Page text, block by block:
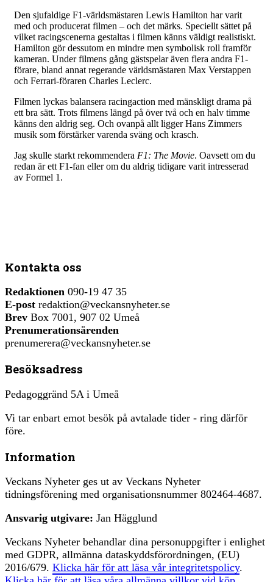
Den sjufaldige F1-världsmästaren Lewis Hamilton har varit
med och producerat filmen – och det märks. Speciellt sättet på
vilket racingscenerna gestaltas i filmen känns väldigt realistiskt.
Hamilton gör dessutom en mindre men symbolisk roll framför
kameran. Under filmens gång gästspelar även flera andra F1-
förare, bland annat regerande världsmästaren Max Verstappen
och Ferrari-föraren Charles Leclerc.
Filmen lyckas balansera racingaction med mänskligt drama på
ett bra sätt. Trots filmens längd på över två och en halv timme
känns den aldrig seg. Och ovanpå allt ligger Hans Zimmers
musik som förstärker varenda sväng och krasch.
Jag skulle starkt rekommendera F1: The Movie. Oavsett om du
redan är ett F1-fan eller om du aldrig tidigare varit intresserad
av Formel 1.
Kontakta oss
Redaktionen 090-19 47 35
E-post redaktion@veckansnyheter.se
Brev Box 7001, 907 02 Umeå
Prenumerationsärenden
prenumerera@veckansnyheter.se
Besöksadress
Pedagoggränd 5A i Umeå
Vi tar enbart emot besök på avtalade tider - ring därför
före.
Information
Veckans Nyheter ges ut av Veckans Nyheter
tidningsförening med organisationsnummer 802464-4687.
Ansvarig utgivare: Jan Hägglund
Veckans Nyheter behandlar dina personuppgifter i enlighet
med GDPR, allmänna dataskyddsförordningen, (EU)
2016/679. Klicka här för att läsa vår integritetspolicy.